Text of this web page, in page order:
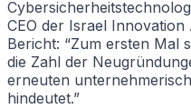
CEO der Israel
Bericht: “Zum ersten Mal
die Zahl der
erneuten
hindeutet.”